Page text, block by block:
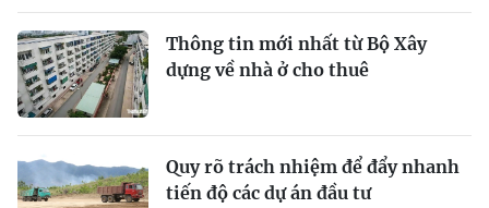
Thông tin mới nhất từ Bộ Xây
dựng về nhà ở cho thuê
Quy rõ trách nhiệm để đẩy nhanh
tiến độ các dự án đầu tư